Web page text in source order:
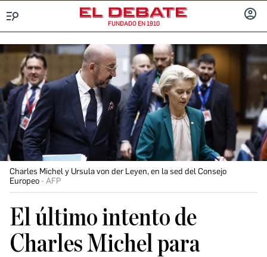
FUNDADO EN 1910
Charles Michel y Ursula von der Leyen, en la sed del Consejo
Europeo
AFP
El último intento de
Charles Michel para